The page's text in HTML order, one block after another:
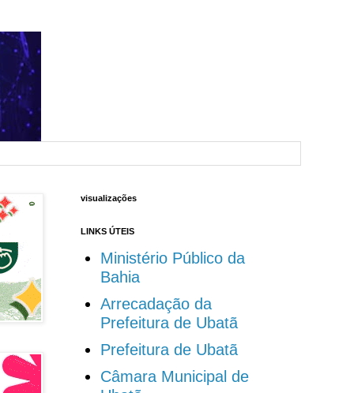
visualizações
LINKS ÚTEIS
Ministério Público da
Bahia
Arrecadação da
Prefeitura de Ubatã
Prefeitura de Ubatã
Câmara Municipal de